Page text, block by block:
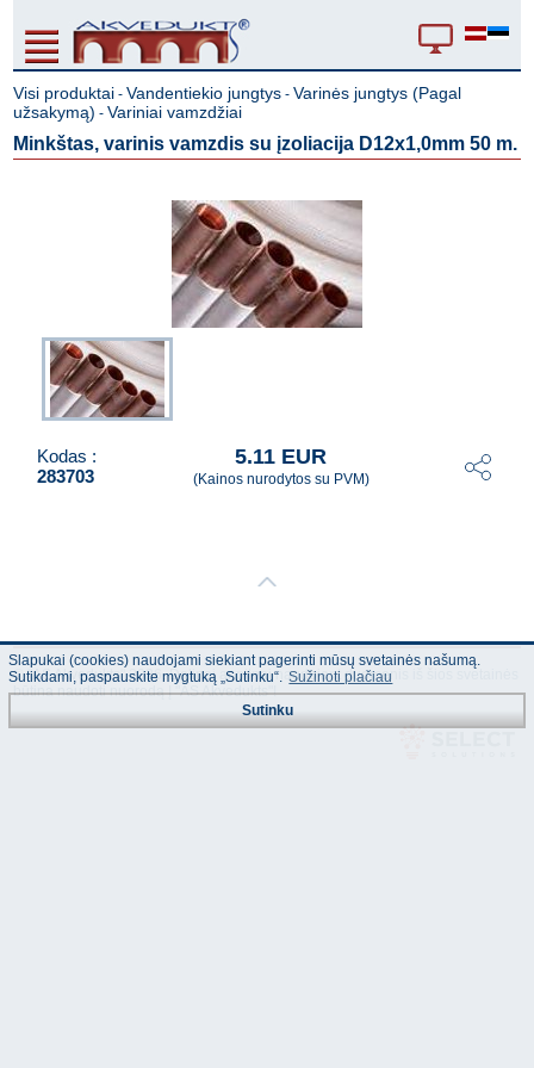
Visi produktai -Vandentiekio jungtys -Varinės jungtys (Pagal
užsakymą) -Variniai vamzdžiai
Minkštas, varinis vamzdis su įzoliacija D12x1,0mm 50 m.
Kodas :
283703
5.11 EUR
(Kainos nurodytos su PVM)
© "AS Akvedukts" 2026. Dalinai ar pilnai naudojant duomenis iš šios svetainės
būtina naudoti nuorodą Į "AS Akvedukts"!
Slapukai (cookies) naudojami siekiant pagerinti mūsų svetainės našumą.
Sutikdami, paspauskite mygtuką „Sutinku“. Sužinoti plačiau
Sutinku